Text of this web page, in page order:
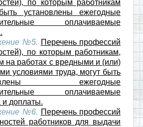
по которым работникам
установлены ежегодные
оплачиваемые
№5. Перечень профессий
по которым работникам,
на работах с вредными и (или)
условиями труда, могут быть
ежегодные
оплачиваемые
и доплаты.
№6. Перечень профессий
работников для выдачи